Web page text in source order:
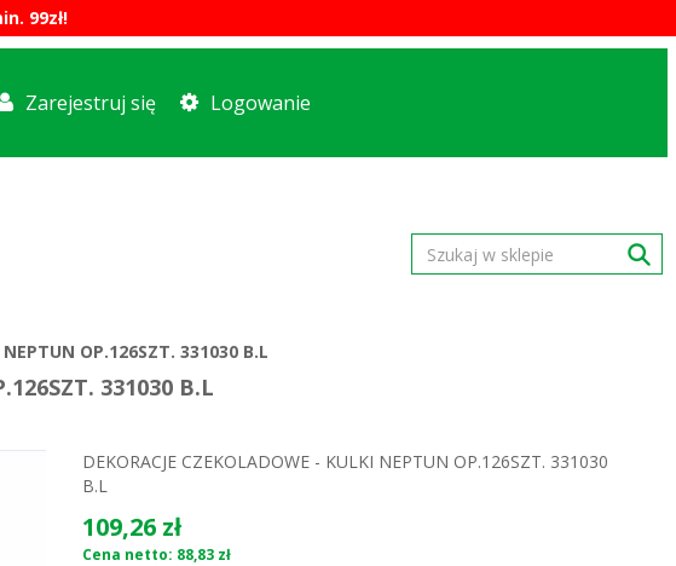
99zł!
Zarejestruj się Logowanie
NEPTUN OP.126SZT. 331030 B.L
331030 B.L
DEKORACJE CZEKOLADOWE - KULKI NEPTUN OP.126SZT. 331030
B.L
109,26 zł
Cena netto: 88,83 zł